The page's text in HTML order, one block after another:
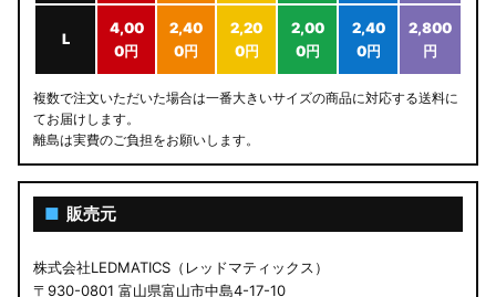
L
4,00
0円
2,40
0円
2,20
0円
2,00
0円
2,40
0円
2,800
円
複数で注文いただいた場合は一番大きいサイズの商品に対応する送料に
てお届けします。
離島は実費のご負担をお願いします。
■ 販売元
株式会社LEDMATICS（レッドマティックス）
〒930-0801 富山県富山市中島4-17-10